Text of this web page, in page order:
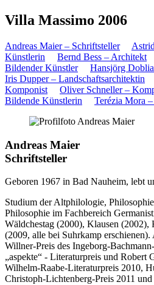
Villa Massimo 2006
Andreas Maier – Schriftsteller
Künstlerin
Bernd Bess – Architekt
Bildender Künstler
Hansjörg
Iris Dupper – Landschaftsarchitektin
Komponist
Oliver Schneller –
Bildende Künstlerin
Terézia Mora
Andreas Maier
Schriftsteller
Geboren 1967 in Bad Nauheim, lebt
Studium der Altphilologie,
Philosophie im Fachbereich
Wäldchestag (2000), Klausen
(2009, alle bei Suhrkamp
Willner-Preis des Ingeborg-
„aspekte“ - Literaturpreis und Robert
Wilhelm-Raabe-Literaturpreis 2010,
Christoph-Lichtenberg-Preis 2011